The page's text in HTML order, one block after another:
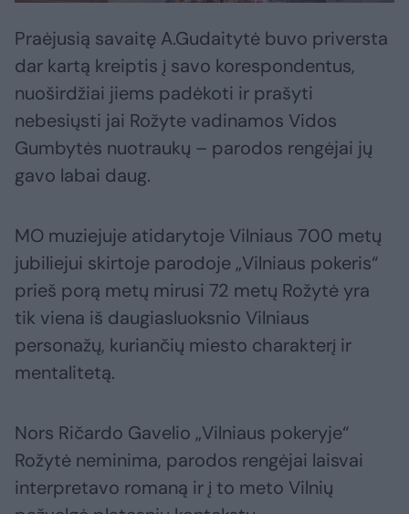
Praėjusią savaitę A.Gudaitytė buvo priversta
dar kartą kreiptis į savo korespondentus,
nuoširdžiai jiems padėkoti ir prašyti
nebesiųsti jai Rožyte vadinamos Vidos
Gumbytės nuotraukų – parodos rengėjai jų
gavo labai daug.
MO muziejuje atidarytoje Vilniaus 700 metų
jubiliejui skirtoje parodoje „Vilniaus pokeris“
prieš porą metų mirusi 72 metų Rožytė yra
tik viena iš daugiasluoksnio Vilniaus
personažų, kuriančių miesto charakterį ir
mentalitetą.
Nors Ričardo Gavelio „Vilniaus pokeryje“
Rožytė neminima, parodos rengėjai laisvai
interpretavo romaną ir į to meto Vilnių